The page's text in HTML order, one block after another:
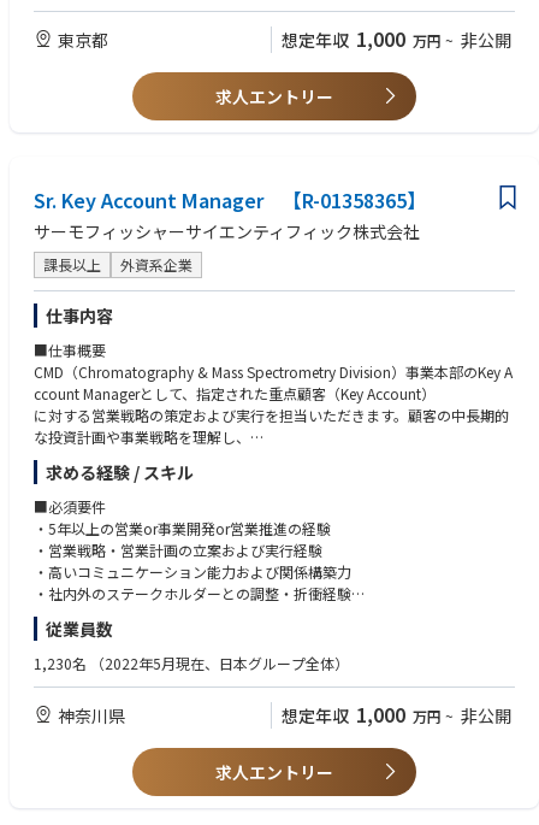
です。
最先端の研究機器を通じて、科学技術や医療の発展に直接貢献すること
・大型案件に携わることができる
数千万円規模の機器案件や新規立ち上げプロジェクトなど、スケールの
画・実行できる環境です。
市場をどう伸ばすか、自ら考え行動する営業スタイルを歓迎します。
・グローバル企業ならではの成長環境
世界トップクラスのライフサイエンス企業の一員として、多様な製品
群、グローバルな知見、
新製品トレーニングや充実したサポート体制のもとでキャリアを構築で
きます。
【その他】
サーモフィッシャーサイエンティフィックジャパンについて
https://www.thermofisher.com/jp/ja/home.html
歓迎条件
•医療機器メーカー・商社での勤務経験
•医療機器の薬事・品質・規制に関する知識をお持ちの方
•海外事業立ち上げや新規市場開拓経験
•マネジメント経験
•自ら海外市場へ足を運び、お客様や販売代理店との関係構築・商談を主
体的に推進できる方
•戦略を立てるだけでなく、自ら最前線で営業活動を行い、成果につなげ
られるプレイングマネージャー志向の方
•新規市場・新規顧客の開拓に意欲があり、自ら機会を創出できる方
•高い目標に対して粘り強く挑戦し、最後までやり切る行動力と実行力を
お持ちの方
•海外販売代理店や医療従事者との信頼関係を構築しながら、事業拡大を
リードできる方
•社内外の関係者を巻き込み、部門横断でプロジェクトを推進できるコミ
ュニケーション力をお持ちの方
•グローバルな視点を持ち、変化を前向きに楽しみながら新たな挑戦がで
きる方
東京都 想定年収 1,000 万円 ~ 非公開
求人エントリー
Sr. Key Account Manager 【R-01358365】
サーモフィッシャーサイエンティフィック株式会社
課長以上 外資系企業
仕事内容
■仕事概要
CMD（Chromatography & Mass Spectrometry Division）事業本部のKey A
ccount Managerとして、指定された重点顧客（Key Account）
に対する営業戦略の策定および実行を担当いただきます。顧客の中長期的
な投資計画や事業戦略を理解し、
CMD製品およびサーモフィッシャー各事業部の製品・サービスを組み合わ
せた包括的なソリューション提案を通じて、
売上目標の達成および顧客との戦略的パートナーシップ構築を推進してい
ただきます。
■主な仕事内容
・CMD事業本部が指定する民間企業のKey Accountに対し、アカウント戦
・顧客の設備投資計画や事業計画を把握し、CMD製品および他事業部製品
を組み合わせたソリューションを提案する。
・CMD事業本部内の各事業部と密接に連携し、部門横断型の提案活動を推
・マーケティング部門と協力し、顧客ニーズの創出および需要喚起を目的
キャンペーンの企画・実行に参画する。
・担当Key Accountにおける四半期ごとの受注・売上予算を管理し、進捗
求める経験 / スキル
■必須要件
・5年以上の営業or事業開発or営業推進の経験
・営業戦略・営業計画の立案および実行経験
・高いコミュニケーション能力および関係構築力
・社内外のステークホルダーとの調整・折衝経験
・英語によるE-mailコミュニケーション能力
・Microsoft Office（Word、Excel、PowerPoint）の基本操作スキル
・製薬、化学、材料業界の民間企業向け営業経験
・Salesforce等のCRMを活用した営業管理経験
・3年以上の営業マネジメント経験（複数名の部下管理経験）
・Key Account ManagementまたはStrategic Account Managementの経験
・クロスファンクショナルチームをリードした経験
従業員数
1,230名 （2022年5月現在、日本グループ全体）
神奈川県 想定年収 1,000 万円 ~ 非公開
求人エントリー